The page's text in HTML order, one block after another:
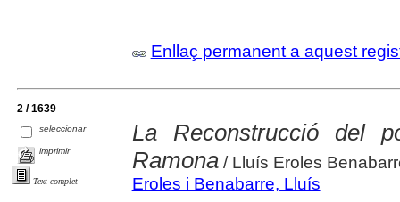
Enllaç permanent a aquest
2 / 1639
seleccionar
imprimir
Text complet
La Reconstrucció del
Ramona/ Lluís Eroles
Eroles i Benabarre, Lluís